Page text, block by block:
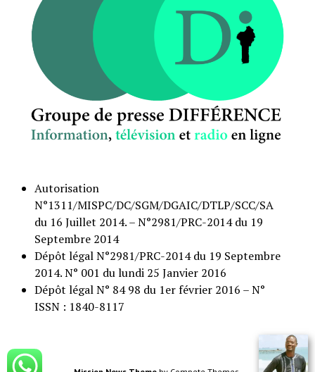
Autorisation
N°1311/MISPC/DC/SGM/DGAIC/DTLP/SCC/SA
du 16 Juillet 2014. – N°2981/PRC-2014 du 19
Septembre 2014
Dépôt légal N°2981/PRC-2014 du 19 Septembre
2014. N° 001 du lundi 25 Janvier 2016
Dépôt légal N° 84 98 du 1er février 2016 – N°
ISSN : 1840-8117